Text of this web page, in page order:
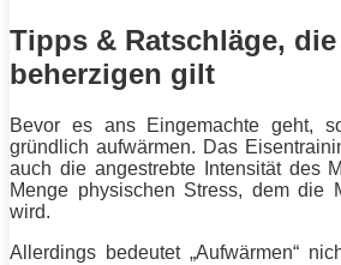
Tipps & Ratschläge, die
beherzigen gilt
Bevor es ans Eingemachte geht,
gründlich aufwärmen. Das
auch die angestrebte
Intensitätdes
Menge physischen Stress, dem die
wird.
Allerdings bedeutet „Aufwärmen“